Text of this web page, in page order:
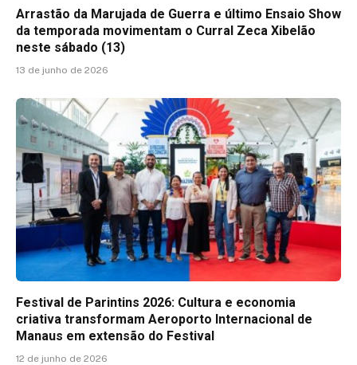
Arrastão da Marujada de Guerra e último Ensaio Show
da temporada movimentam o Curral Zeca Xibelão
neste sábado (13)
13 de junho de 2026
Festival de Parintins 2026: Cultura e economia
criativa transformam Aeroporto Internacional de
Manaus em extensão do Festival
12 de junho de 2026